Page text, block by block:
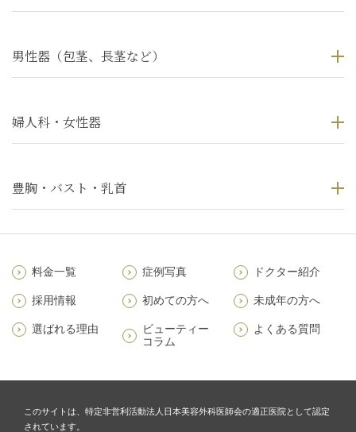
男性器（包茎、長茎など）
婦人科・女性器
豊胸・バスト・乳首
料金一覧 症例写真 ドクター紹介
採用情報 初めての方へ 未成年の方へ
選ばれる理由
ビューティー
コラム
よくある質問
このサイトは、特定非営利活動法人日本美容外科医師会の適正医院として認定
されています。